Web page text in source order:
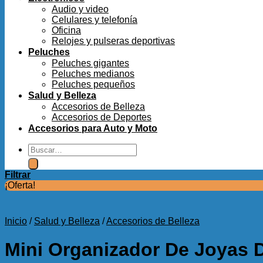
Audio y video
Celulares y telefonía
Oficina
Relojes y pulseras deportivas
Peluches
Peluches gigantes
Peluches medianos
Peluches pequeños
Salud y Belleza
Accesorios de Belleza
Accesorios de Deportes
Accesorios para Auto y Moto
Buscar
por:
Filtrar
¡Oferta!
Inicio / Salud y Belleza /Accesorios de Belleza
Mini Organizador De Joyas